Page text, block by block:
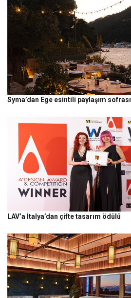
Syma’dan Ege esintili paylaşım sofrası
LAV’a İtalya’dan çifte tasarım ödülü